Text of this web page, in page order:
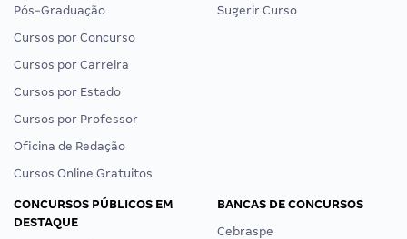
Pós-Graduação
Cursos por Concurso
Cursos por Carreira
Cursos por Estado
Cursos por Professor
Oficina de Redação
Cursos Online Gratuitos
Sugerir Curso
CONCURSOS PÚBLICOS EM
DESTAQUE
BANCAS DE CONCURSOS
Cebraspe